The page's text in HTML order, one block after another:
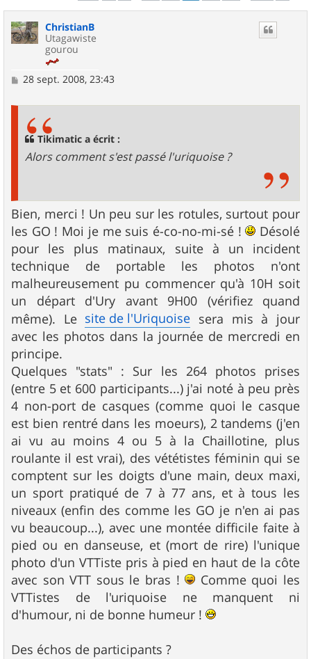
ChristianB
Utagawiste
gourou
M
28 sept. 2008, 23:43
Tikimatic a écrit :
Alors comment s'est passé l'uriquoise ?
Bien, merci ! Un peu sur les rotules, surtout pour
les GO ! Moi je me suis é-co-no-mi-sé !
Désolé
pour les plus matinaux, suite à un incident
technique de portable les photos n'ont
malheureusement pu commencer qu'à 10H soit
un départ d'Ury avant 9H00 (vérifiez quand
même). Le site de l'Uriquoise sera mis à jour
avec les photos dans la journée de mercredi en
principe.
Quelques "stats" : Sur les 264 photos prises
(entre 5 et 600 participants...) j'ai noté à peu près
4 non-port de casques (comme quoi le casque
est bien rentré dans les moeurs), 2 tandems (j'en
ai vu au moins 4 ou 5 à la Chaillotine, plus
roulante il est vrai), des vététistes féminin qui se
comptent sur les doigts d'une main, deux maxi,
un sport pratiqué de 7 à 77 ans, et à tous les
niveaux (enfin des comme les GO je n'en ai pas
vu beaucoup...), avec une montée difficile faite à
pied ou en danseuse, et (mort de rire) l'unique
photo d'un VTTiste pris à pied en haut de la côte
avec son VTT sous le bras !
Comme quoi les
VTTistes de l'uriquoise ne manquent ni
d'humour, ni de bonne humeur !
Des échos de participants ?